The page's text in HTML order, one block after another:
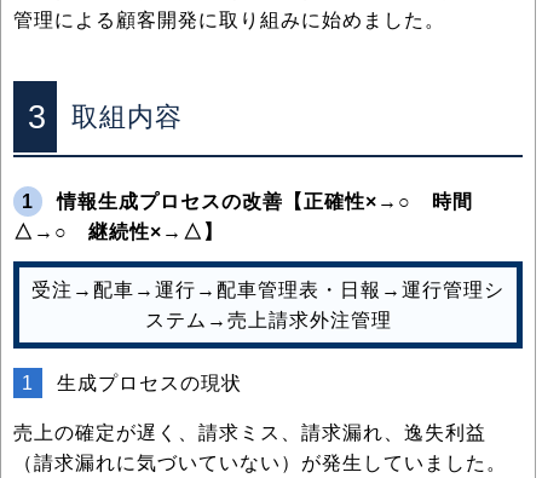
管理による顧客開発に取り組みに始めました。
3 取組内容
1
情報生成プロセスの改善【正確性×→○ 時間
△→○ 継続性×→△】
受注→配車→運行→配車管理表・日報→運行管理シ
ステム→売上請求外注管理
1 生成プロセスの現状
売上の確定が遅く、請求ミス、請求漏れ、逸失利益
（請求漏れに気づいていない）が発生していました。